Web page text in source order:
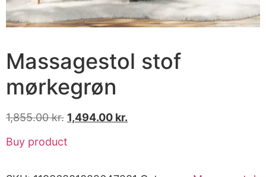
Massagestol stof
mørkegrøn
1,855.00kr. 1,494.00 kr.
Buy product